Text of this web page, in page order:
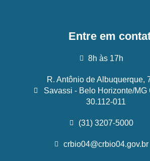
Entre em
8h às 17h
R. Antônio de Albuquerque,
Savassi - Belo Horizonte/MG
30.112-011
(31) 3207-5000
crbio04@crbio04.gov.br